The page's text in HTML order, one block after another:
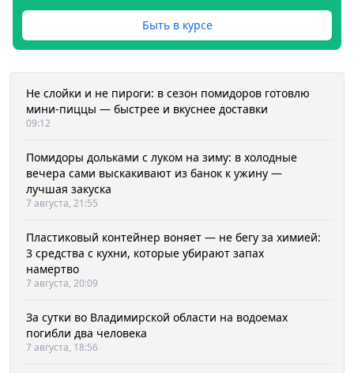
Быть в курсе
Не слойки и не пироги: в сезон помидоров готовлю
мини-пиццы — быстрее и вкуснее доставки
09:12
Помидоры дольками с луком на зиму: в холодные
вечера сами выскакивают из банок к ужину —
лучшая закуска
7 августа, 21:55
Пластиковый контейнер воняет — не бегу за химией:
3 средства с кухни, которые убирают запах
намертво
7 августа, 20:09
За сутки во Владимирской области на водоемах
погибли два человека
7 августа, 18:56